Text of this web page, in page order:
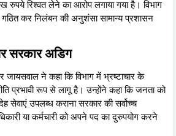
रुपये रिश्वत लेने का आरोप लगाया गया है। विभाग
कर निलंबन की अनुशंसा सामान्य प्रशासन
सरकार अडिग
जायसवाल ने कहा कि विभाग में भ्रष्टाचार के
प्रभावी रूप से लागू है। उन्होंने कहा कि जनता को
सेवाएं उपलब्ध कराना सरकार की सर्वोच्च
या कर्मचारी को अपने पद का दुरुपयोग करने